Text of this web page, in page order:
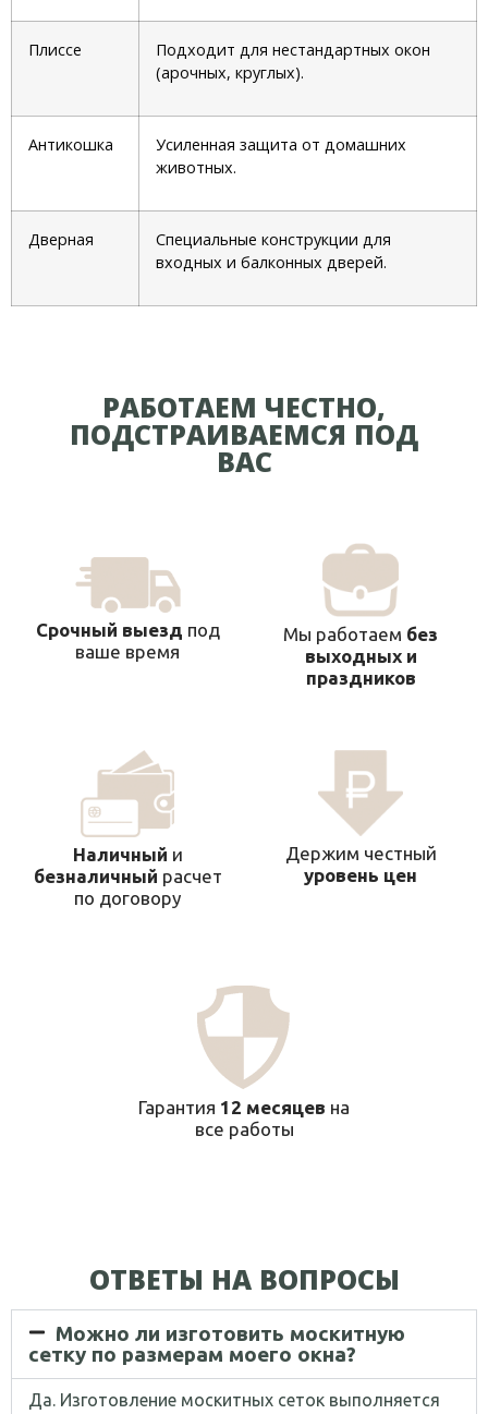
Плиссе
Подходит для нестандартных окон
(арочных, круглых).
Антикошка
Усиленная защита от домашних
животных.
Дверная
Специальные конструкции для
входных и балконных дверей.
РАБОТАЕМ ЧЕСТНО,
ПОДСТРАИВАЕМСЯ ПОД
ВАС
Срочный выезд под
ваше время
Мы работаем без
выходных и
праздников
Наличный и
безналичный расчет
по договору
Держим честный
уровень цен
Гарантия 12 месяцев на
все работы
ОТВЕТЫ НА ВОПРОСЫ​
Можно ли изготовить москитную
сетку по размерам моего окна?
Да. Изготовление москитных сеток выполняется